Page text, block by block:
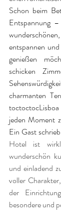
Schon beim
Entspannung
entspannen
genießen
schicken
charmanten
jeden Moment
Ein Gast
Hotel ist
wunderschön
und einladend
voller
der
besondere und